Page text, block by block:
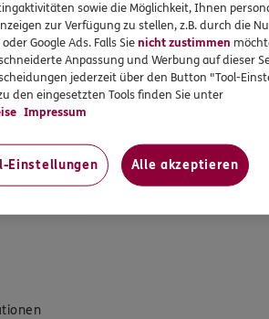
Geschäftskunden
sowie die Möglichkeit, Ihnen
zur Verfügung zu stellen, z.B. durch die
Google Ads. Falls Sienicht zustimmen
Anpassung und Werbung auf dieser
jederzeit über den Button "Tool-
den eingesetzten Tools finden Sie unter
Impressum
Einstellungen Alle akzeptieren